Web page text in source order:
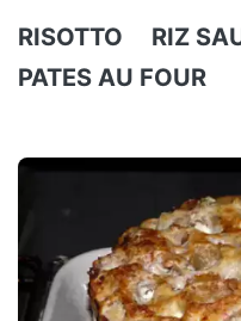
RISOTTO
RIZ
PATES AU FOUR